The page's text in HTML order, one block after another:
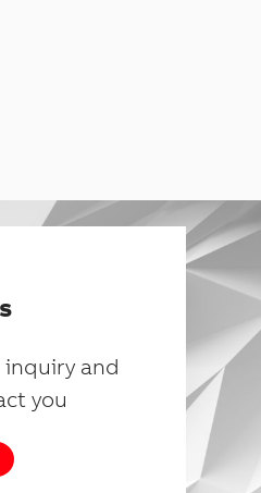
and
you